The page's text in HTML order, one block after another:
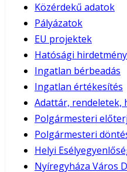
Közérdekű adatok
Pályázatok
EU projektek
Hatósági
Ingatlan bérbeadás
Ingatlan értékesítés
Adattár, rendeletek,
Polgármesteri
Polgármesteri
Helyi
Nyíregyháza Város